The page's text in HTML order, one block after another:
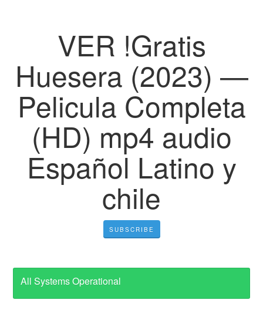
VER !Gratis
Huesera (2023) —
Pelicula Completa
(HD) mp4 audio
Español Latino y
chile
SUBSCRIBE
All Systems Operational